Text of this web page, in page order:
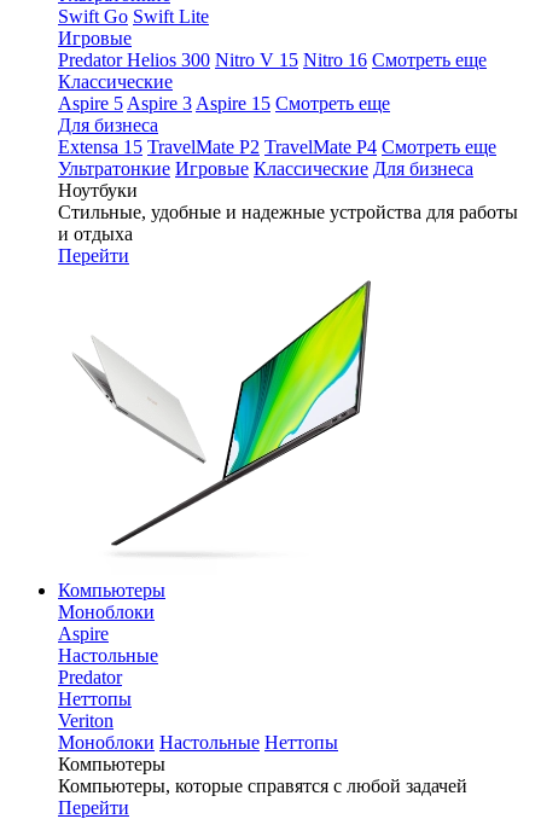
Swift Go Swift Lite
Игровые
Predator Helios 300 Nitro V 15 Nitro 16 Смотреть еще
Классические
Aspire 5 Aspire 3 Aspire 15 Смотреть еще
Для бизнеса
Extensa 15 TravelMate P2 TravelMate P4 Смотреть еще
Ультратонкие Игровые Классические Для бизнеса
Ноутбуки
Стильные, удобные и надежные устройства для работы
и отдыха
Перейти
Компьютеры
Моноблоки
Aspire
Настольные
Predator
Неттопы
Veriton
Моноблоки Настольные Неттопы
Компьютеры
Компьютеры, которые справятся с любой задачей
Перейти